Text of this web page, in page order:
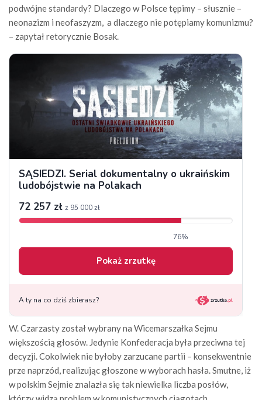
podwójne standardy? Dlaczego w Polsce tępimy – słusznie –
neonazizm i neofaszyzm, a dlaczego nie potępiamy komunizmu?
– zapytał retorycznie Bosak.
W. Czarzasty został wybrany na Wicemarszałka Sejmu
większością głosów. Jedynie Konfederacja była przeciwna tej
decyzji. Cokolwiek nie byłoby zarzucane partii – konsekwentnie
prze naprzód, realizując głoszone w wyborach hasła. Smutne, iż
w polskim Sejmie znalazła się tak niewielka liczba posłów,